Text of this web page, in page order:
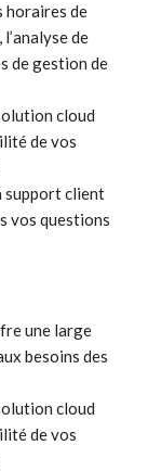
horaires de
de
de gestion de
cloud
de vos
client
vos questions
une large
besoins des
cloud
de vos